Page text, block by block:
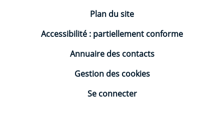
Plan du site
Accessibilité : partiellement conforme
Annuaire des contacts
Gestion des cookies
Se connecter